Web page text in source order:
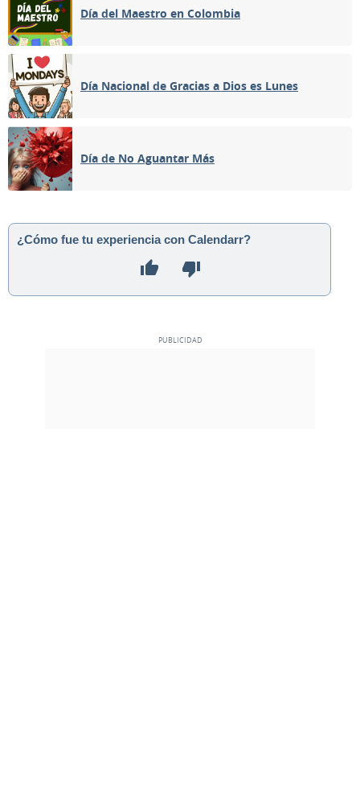
Día del Maestro en Colombia
Día Nacional de Gracias a Dios es Lunes
Día de No Aguantar Más
¿Cómo fue tu experiencia con Calendarr?